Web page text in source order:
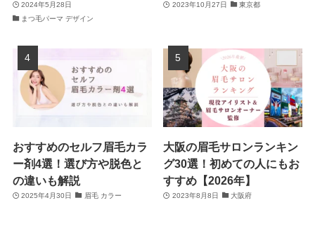
2024年5月28日
まつ毛パーマ デザイン
2023年10月27日 東京都
おすすめのセルフ眉毛カラ
ー剤4選！選び方や脱色と
の違いも解説
2025年4月30日 眉毛 カラー
大阪の眉毛サロンランキン
グ30選！初めての人にもお
すすめ【2026年】
2023年8月8日 大阪府